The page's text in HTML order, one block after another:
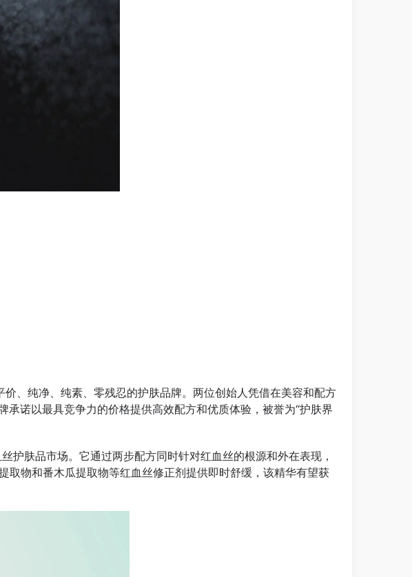
、纯净、纯素、零残忍的护肤品牌。两位创始人凭借在美容和配方
诺以最具竞争力的价格提供高效配方和优质体验，被誉为“护肤界
肤品市场。它通过两步配方同时针对红血丝的根源和外在表现，
物和番木瓜提取物等红血丝修正剂提供即时舒缓，该精华有望获